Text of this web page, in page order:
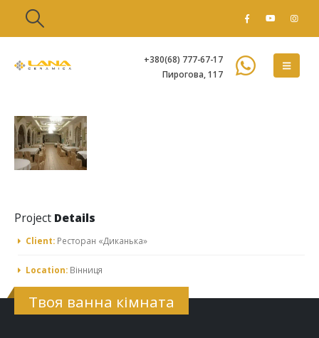
+380(68) 777-67-17
Пирогова, 117
Project Details
Client: Ресторан «Диканька»
Location: Вінниця
Твоя ванна кімната